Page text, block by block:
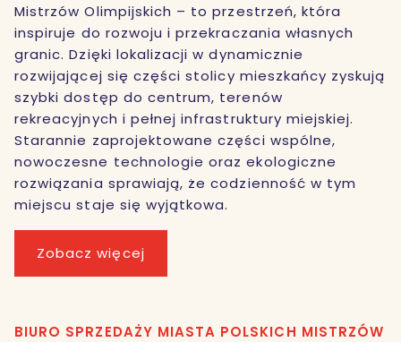
Mistrzów Olimpijskich – to przestrzeń, która
inspiruje do rozwoju i przekraczania własnych
granic. Dzięki lokalizacji w dynamicznie
rozwijającej się części stolicy mieszkańcy zyskują
szybki dostęp do centrum, terenów
rekreacyjnych i pełnej infrastruktury miejskiej.
Starannie zaprojektowane części wspólne,
nowoczesne technologie oraz ekologiczne
rozwiązania sprawiają, że codzienność w tym
miejscu staje się wyjątkowa.
Zobacz więcej
BIURO SPRZEDAŻY MIASTA POLSKICH MISTRZÓW